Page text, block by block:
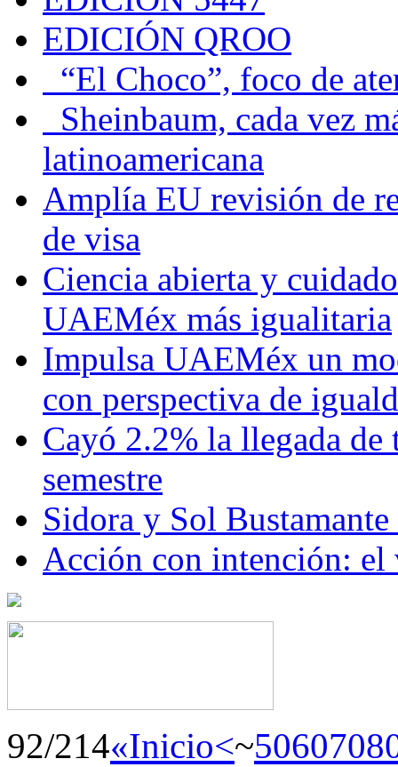
EDICIÓN QROO
“El Choco”, foco de
Sheinbaum, cada vez
latinoamericana
Amplía EU revisión de
de visa
Ciencia abierta y
UAEMéx más igualitaria
Impulsa UAEMéx un
con perspectiva de
Cayó 2.2% la llegada de
semestre
Sidora y Sol
Acción con intención: el
92/214«Inicio<~506070